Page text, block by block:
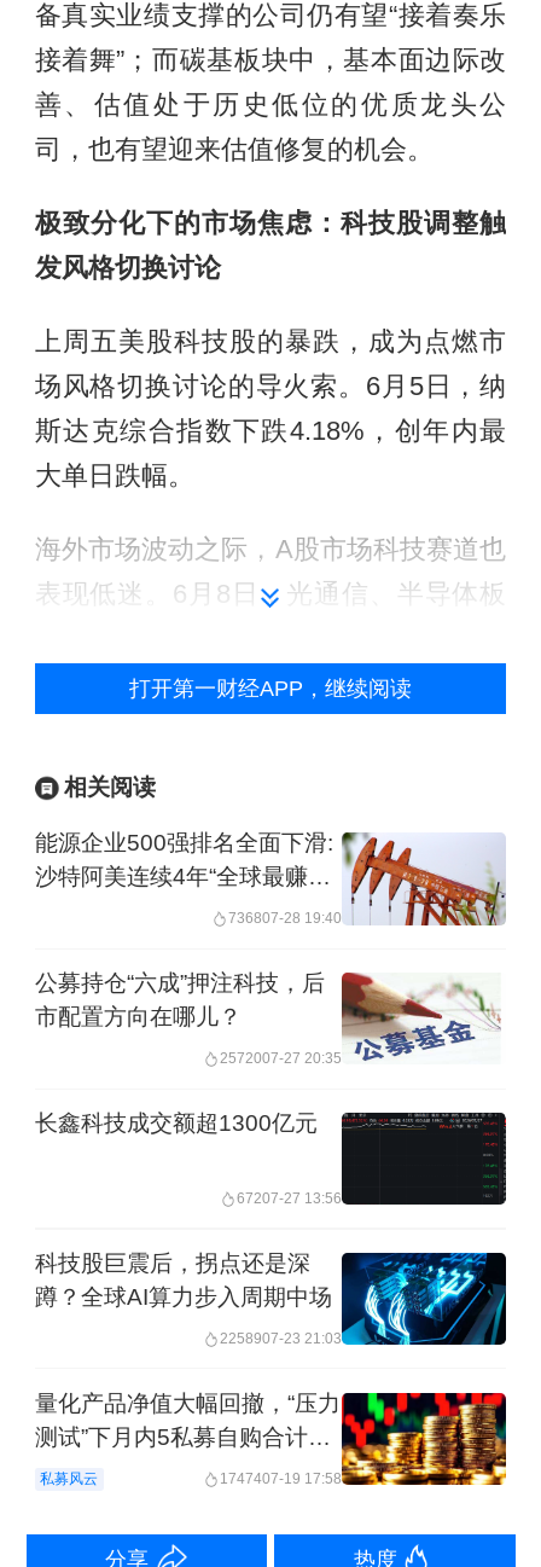
备真实业绩支撑的公司仍有望“接着奏乐
接着舞”；而碳基板块中，基本面边际改
善、估值处于历史低位的优质龙头公
司，也有望迎来估值修复的机会。
极致分化下的市场焦虑：科技股调整触
发风格切换讨论
上周五美股科技股的暴跌，成为点燃市
场风格切换讨论的导火索。6月5日，纳
斯达克综合指数下跌4.18%，创年内最
大单日跌幅。
海外市场波动之际，A股市场科技赛道也
表现低迷。6月8日，光通信、半导体板
个股大幅下跌，而在6月7日，半导体、
煤炭、工程机械、农业、电信等传统板
点。
此前，“硅基涨、碳基跌”的极致分化行情
已经持续了许久。浙商证券研报数据显
示，拉长时间看从2024年以来，A股半
导体指数累计上涨159%，而同期消费指
数仅上涨0.4%。从盈利增速来看，2025
年A股AI科技板块EBIT（息税前利润）
同比增速高达47.81%，消费板块则
为-1.16%。
这份数据表明，碳基与硅基风格分化已
到了顶峰。5月以来，光通信、存储芯
片、AI芯片等科技细分赛道轮番上涨，
打开第一财经APP，继续阅读
相关阅读
能源企业500强排名全面下滑:
沙特阿美连续4年“全球最赚
钱”纪录被Alphabet终结
736807-28 19:40
公募持仓“六成”押注科技，后
市配置方向在哪儿？
2572007-27 20:35
长鑫科技成交额超1300亿元
67207-27 13:56
科技股巨震后，拐点还是深
蹲？全球AI算力步入周期中场
2258907-23 21:03
量化产品净值大幅回撤，“压力
测试”下月内5私募自购合计超
2亿元
私募风云 1747407-19 17:58
分享 热度